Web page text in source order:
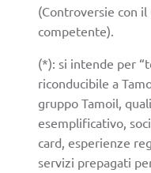
(Controversie con
competente).
(*): si intende per
riconducibile a
gruppo Tamoil,
esemplificativo,
card, esperienze
servizi prepagati